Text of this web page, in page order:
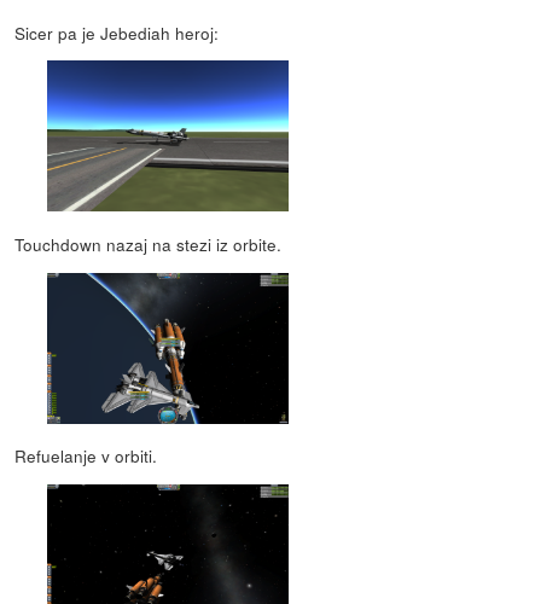
Sicer pa je Jebediah heroj:
Touchdown nazaj na stezi iz orbite.
Refuelanje v orbiti.